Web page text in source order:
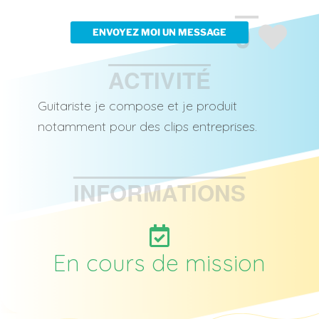
0
ENVOYEZ MOI UN MESSAGE
ACTIVITÉ
Guitariste je compose et je produit
notamment pour des clips entreprises.
INFORMATIONS
En cours de mission